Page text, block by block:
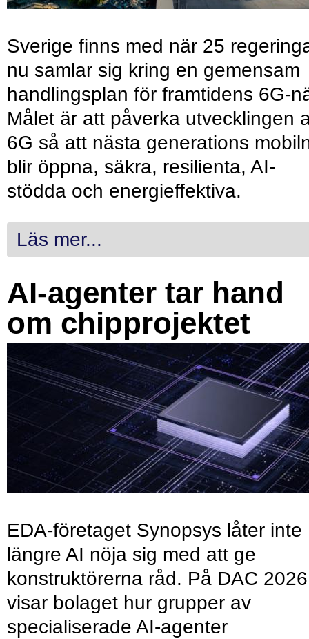
Sverige finns med när 25
nu samlar sig kring en gemensam
handlingsplan för framtidens 6G-
Målet är att påverka utvecklingen
6G så att nästa generations
blir öppna, säkra, resilienta, AI-
stödda och energieffektiva.
Läs mer...
AI-agenter tar hand
om chipprojektet
EDA-företaget Synopsys låter inte
längre AI nöja sig med att ge
konstruktörerna råd. På DAC 2026
visar bolaget hur grupper av
specialiserade AI-agenter